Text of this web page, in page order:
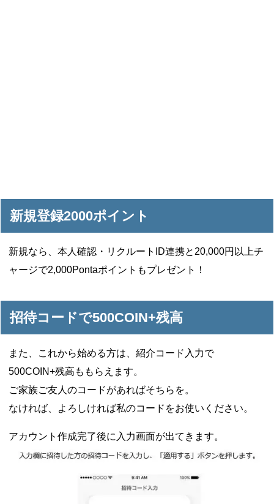
新規登録2000ポイント
新規なら、本人確認・リクルートID連携と20,000円以上チ
ャージで2,000Pontaポイントもプレゼント！
招待コードで500COIN+残高
また、これから始める方は、紹介コード入力で
500COIN+残高ももらえます。
ご家族ご友人のコードがあればそちらを。
なければ、よろしければ私のコードをお使いください。
アカウント作成完了後に入力画面が出てきます。